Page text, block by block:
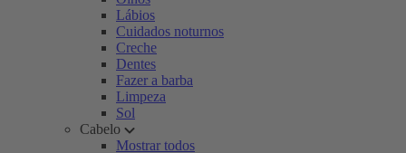
Lábios
Cuidados noturnos
Creche
Dentes
Fazer a barba
Limpeza
Sol
Cabelo
Mostrar todos